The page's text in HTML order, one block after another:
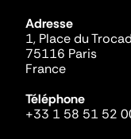
Adresse
1, Place du
75116 Paris
France
Téléphone
+33 1 58 51 52